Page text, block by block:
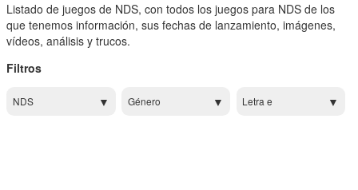
Listado de juegos de NDS, con todos los juegos para NDS de los
que tenemos información, sus fechas de lanzamiento, imágenes,
vídeos, análisis y trucos.
Filtros
NDS Género Letra e